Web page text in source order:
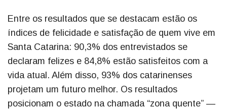
Entre os resultados que se destacam estão os
índices de felicidade e satisfação de quem vive em
Santa Catarina: 90,3% dos entrevistados se
declaram felizes e 84,8% estão satisfeitos com a
vida atual. Além disso, 93% dos catarinenses
projetam um futuro melhor. Os resultados
posicionam o estado na chamada “zona quente” —